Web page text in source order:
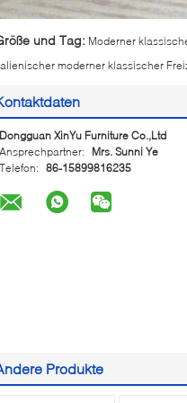
und Tag: Moderner
moderner klassischer
Dongguan XinYu Furniture Co.,Ltd
Ansprechpartner:
Mrs. Sunni Ye
Telefon: 86-15899816235
Produkte